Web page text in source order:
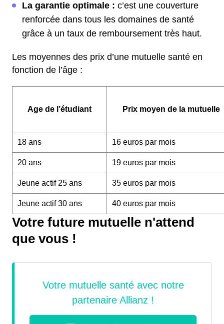
La garantie optimale : c’est une couverture
renforcée dans tous les domaines de santé
grâce à un taux de remboursement très haut.
Les moyennes des prix d’une mutuelle santé en
fonction de l’âge :
Age de l’étudiant Prix moyen de la mutuelle
18 ans 16 euros par mois
20 ans 19 euros par mois
Jeune actif 25 ans 35 euros par mois
Jeune actif 30 ans 40 euros par mois
Votre future mutuelle n'attend
que vous !